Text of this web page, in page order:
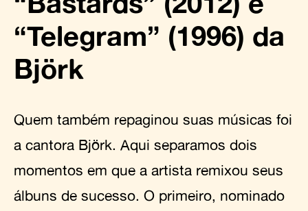
“Telegram” (1996) da
Björk
Quem também repaginou suas músicas foi
a cantora Björk. Aqui separamos dois
momentos em que a artista remixou seus
álbuns de sucesso. O primeiro, nominado